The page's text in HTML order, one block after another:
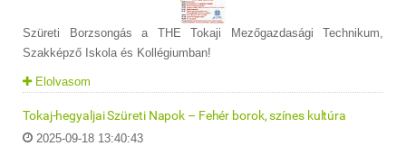
Szüreti Borzsongás a THE Tokaji Mezőgazdasági Technikum,
Szakképző Iskola és Kollégiumban!
Elolvasom
Tokaj-hegyaljai Szüreti Napok – Fehér borok, színes kultúra
2025-09-18 13:40:43